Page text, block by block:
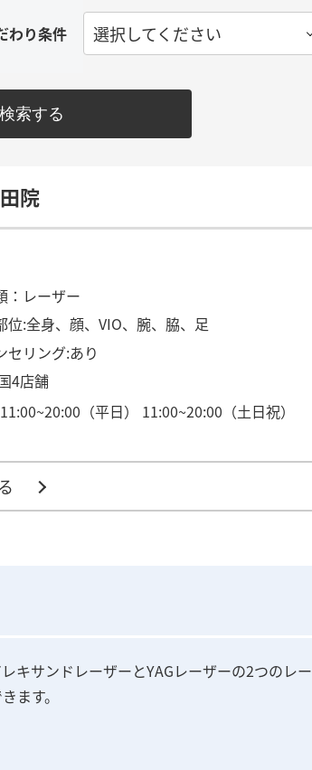
わり条件 選択してください
索する
院
：レーザー
位:全身、顔、VIO、腕、脇、足
セリング:あり
4店舗
11:00~20:00（平日） 11:00~20:00（土日祝）
キサンドレーザーとYAGレーザーの2つのレー
ます。